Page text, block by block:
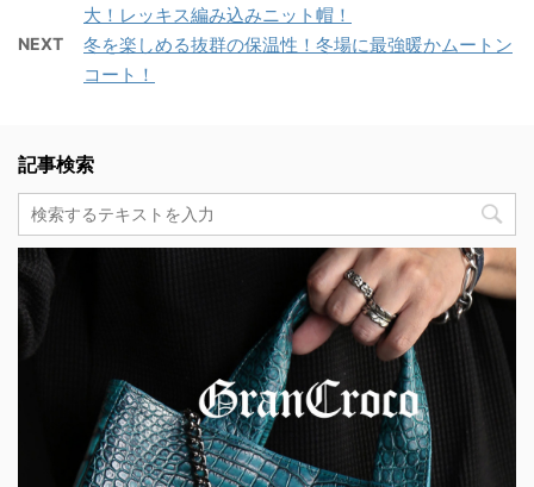
大！レッキス編み込みニット帽！
NEXT
冬を楽しめる抜群の保温性！冬場に最強暖かムートン
コート！
記事検索